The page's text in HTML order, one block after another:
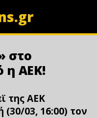
στο
η ΑΕΚ!
της ΑΕΚ
(30/03, 16:00) τον